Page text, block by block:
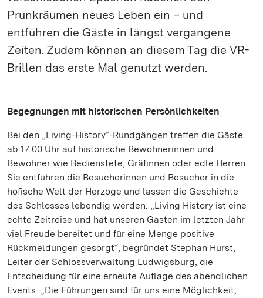
Prunkräumen neues Leben ein – und
entführen die Gäste in längst vergangene
Zeiten. Zudem können an diesem Tag die VR-
Brillen das erste Mal genutzt werden.
Begegnungen mit historischen Persönlichkeiten
Bei den „Living-History“-Rundgängen treffen die Gäste
ab 17.00 Uhr auf historische Bewohnerinnen und
Bewohner wie Bedienstete, Gräfinnen oder edle Herren.
Sie entführen die Besucherinnen und Besucher in die
höfische Welt der Herzöge und lassen die Geschichte
des Schlosses lebendig werden. „Living History ist eine
echte Zeitreise und hat unseren Gästen im letzten Jahr
viel Freude bereitet und für eine Menge positive
Rückmeldungen gesorgt“, begründet Stephan Hurst,
Leiter der Schlossverwaltung Ludwigsburg, die
Entscheidung für eine erneute Auflage des abendlichen
Events. „Die Führungen sind für uns eine Möglichkeit,